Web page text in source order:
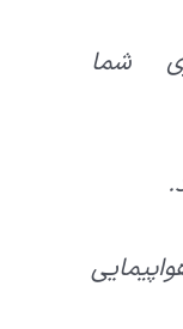
شما